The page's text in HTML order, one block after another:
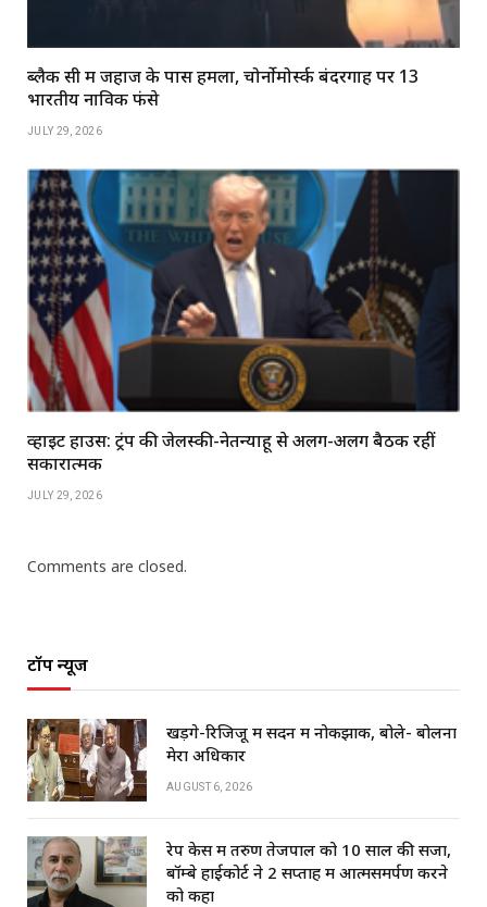
ब्लैक सी में जहाज के पास हमला, चोर्नोमोर्स्क बंदरगाह पर 13
भारतीय नाविक फंसे
JULY 29, 2026
व्हाइट हाउस: ट्रंप की जेलेंस्की-नेतन्याहू से अलग-अलग बैठकें रहीं
सकारात्मक
JULY 29, 2026
Comments are closed.
टॉप न्यूज
खड़गे-रिजिजू में सदन में नोकझोंक, बोले- बोलना
मेरा अधिकार
AUGUST 6, 2026
रेप केस में तरुण तेजपाल को 10 साल की सजा,
बॉम्बे हाईकोर्ट ने 2 सप्ताह में आत्मसमर्पण करने
को कहा